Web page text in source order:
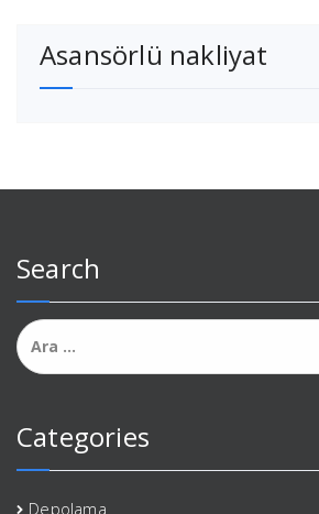
Asansörlü nakliyat
Search
Arama:
Categories
Depolama